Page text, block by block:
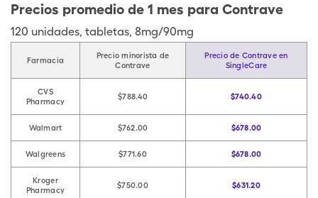
Precios promedio de 1 mes para Contrave
120 unidades, tabletas, 8mg/90mg
Farmacia
Precio minorista de
Contrave
Precio de Contrave en
SingleCare
CVS
Pharmacy
$788.40 $740.40
Walmart $762.00 $678.00
Walgreens $771.60 $678.00
Kroger
Pharmacy
$750.00 $631.20